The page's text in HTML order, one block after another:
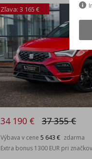
Zľava: 3 165 €
34 190 € 37 355 €
Výbava v cene 5 643 € zdarma
Extra bonus 1300 EUR pri